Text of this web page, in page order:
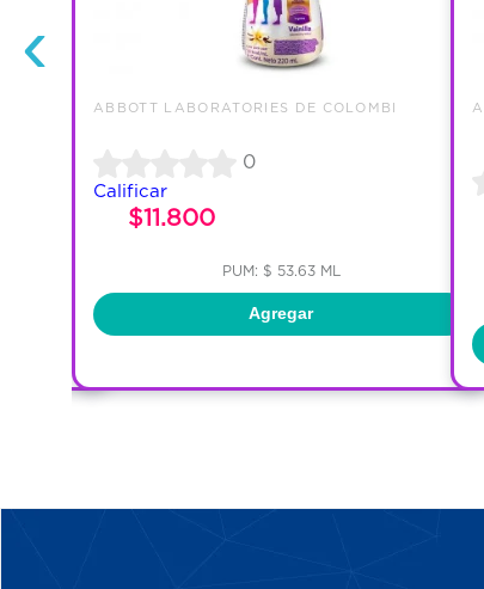
‹
ABBOTT LABORATORIES DE COLOMBI
0
Calificar
$11.800
PUM: $ 53.63 ML
Agregar